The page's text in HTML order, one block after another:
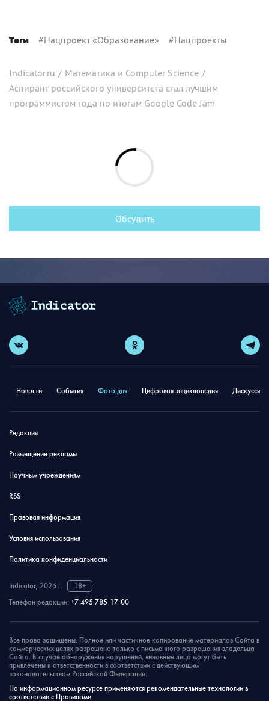
Теги #Нацпроект «Образование» #Нацпроекты
Indicator.ru / Математика и Computer Science /
Аспирант российского университета стал лучшим
программистом года по итогам Google Code Jam
Обсудить
Новости События Фото дня Цифровая энциклопедия
Редакция
Размещение рекламы
Научным учреждениям
RSS
Правовая информация
Условия использования
Политика конфиденциальности
Indicator, 2026 г.
18+
Телефон редакции: +7 495 785-17-00
Все права защищены. Полное или частичное копирование материалов Сайта в
коммерческих целях разрешено только с письменного разрешения владельца
Сайта. В случае обнаружения нарушений, виновные лица могут быть
привлечены к ответственности в соответствии с действующим
законодательством Российской Федерации.
На информационном ресурсе применяются рекомендательные технологии в
соответствии с Правилами